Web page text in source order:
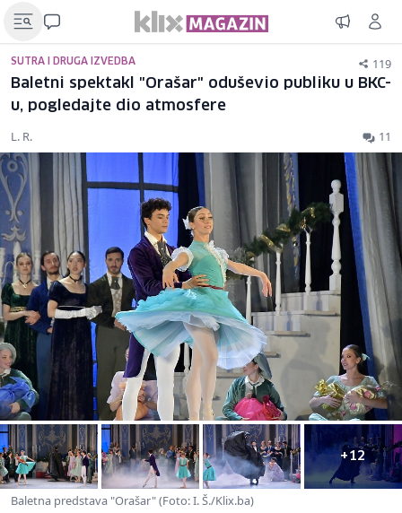
SUTRA I DRUGA IZVEDBA 119
Baletni spektakl "Orašar" oduševio publiku u BKC-
u, pogledajte dio atmosfere
L. R. 11
+12
Baletna predstava "Orašar" (Foto: I. Š./Klix.ba)